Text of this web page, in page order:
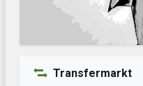
Transfermarkt